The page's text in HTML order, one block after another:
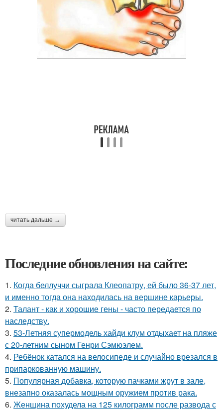
читать дальше →
Последние обновления на сайте:
1. Когда беллуччи сыграла Клеопатру, ей было 36-37 лет,
и именно тогда она находилась на вершине карьеры.
2. Талант - как и хорошие гены - часто передается по
наследству.
3. 53-Летняя супермодель хайди клум отдыхает на пляже
с 20-летним сыном Генри Сэмюэлем.
4. Ребёнок катался на велосипеде и случайно врезался в
припаркованную машину.
5. Популярная добавка, которую пачками жрут в зале,
внезапно оказалась мощным оружием против рака.
6. Женщина похудела на 125 килограмм после развода с